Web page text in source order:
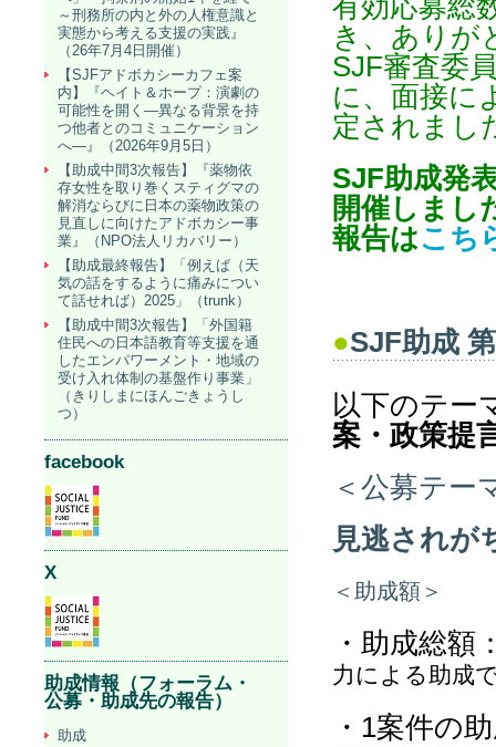
有効応募総
き、ありが
SJF審査委
に、面接に
定されまし
SJF助成発
開催しまし
報告はこち
●SJF助成
以下のテー
案・政策提
＜公募テー
見逃されが
＜助成額＞
・助成総額
力による助成
・1案件の
～刑務所の内と外の人権意識と
実態から考える支援の実践』
（26年7月4日開催）
【SJFアドボカシーカフェ案
内】『ヘイト＆ホープ：演劇の
可能性を開く―異なる背景を持
つ他者とのコミュニケーション
へ―』（2026年9月5日）
【助成中間3次報告】『薬物依
存女性を取り巻くスティグマの
解消ならびに日本の薬物政策の
見直しに向けたアドボカシー事
業』（NPO法人リカバリー）
【助成最終報告】「例えば（天
気の話をするように痛みについ
て話せれば）2025」（trunk）
【助成中間3次報告】「外国籍
住民への日本語教育等支援を通
したエンパワーメント・地域の
受け入れ体制の基盤作り事業」
（きりしまにほんごきょうし
つ）
facebook
X
助成情報（フォーラム・
公募・助成先の報告）
助成